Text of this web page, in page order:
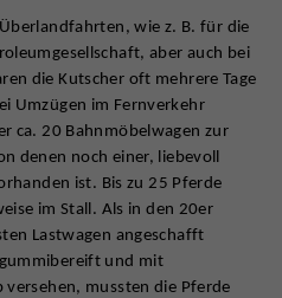
wie z. B. für die
aber auch bei
die Kutscher oft mehrere Tage
Umzügen im Fernverkehr
ca. 20 Bahnmöbelwagen zur
denen noch einer, liebevoll
ist. Bis zu 25 Pferde
im Stall. Als in den 20er
Lastwagen angeschafft
und mit
mussten die Pferde